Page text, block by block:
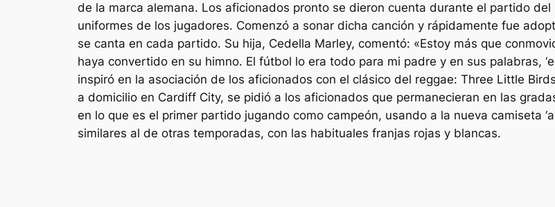
de la marca alemana. Los aficionados pronto se dieron cuenta durante el partido
uniformes de los jugadores. Comenzó a sonar dicha canción y rápidamente fue
se canta en cada partido. Su hija, Cedella Marley, comentó: «Estoy más que
haya convertido en su himno. El fútbol lo era todo para mi padre y en sus palabras,
inspiró en la asociación de los aficionados con el clásico del reggae: Three Little
a domicilio en Cardiff City, se pidió a los aficionados que permanecieran en las
en lo que es el primer partido jugando como campeón, usando a la nueva camiseta
similares al de otras temporadas, con las habituales franjas rojas y blancas.